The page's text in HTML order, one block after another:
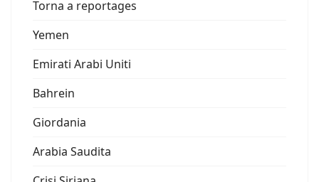
Torna a reportages
Yemen
Emirati Arabi Uniti
Bahrein
Giordania
Arabia Saudita